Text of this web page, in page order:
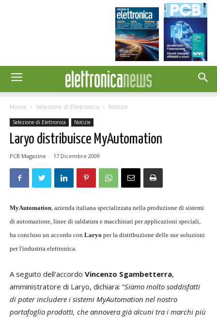
Home Selezione di Elettronica Notizie
Selezione di Elettronica Notizie
Laryo distribuisce MyAutomation
PCB Magazine - 17 Dicembre 2009
MyAutomation, azienda italiana specializzata nella produzione di sistemi
di automazione, linee di saldatura e macchinari per applicazioni speciali,
ha concluso un accordo con Laryo per la distribuzione delle sue soluzioni
per l'industria elettronica.
A seguito dell'accordo Vincenzo Sgambetterra,
amministratore di Laryo, dichiara: “Siamo molto soddisfatti
di poter includere i sistemi MyAutomation nel nostro
portafoglio prodotti, che annovera già alcuni tra i marchi più